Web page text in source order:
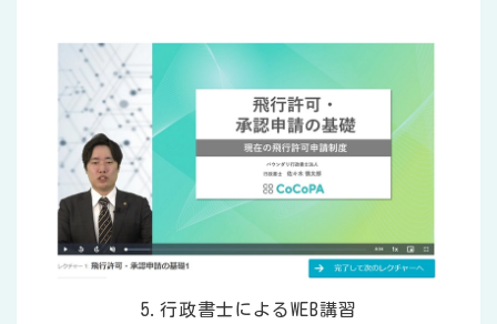
5.行政書士によるWEB講習